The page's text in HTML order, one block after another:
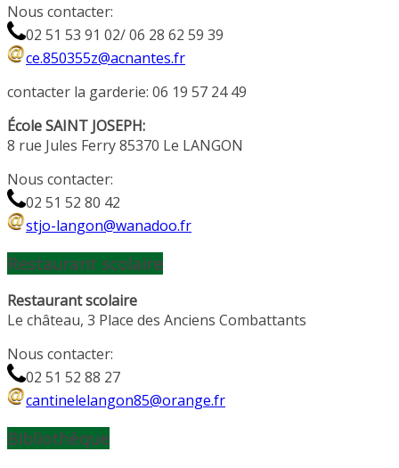
Nous contacter:
02 51 53 91 02/ 06 28 62 59 39
ce.850355z@acnantes.fr
contacter la garderie: 06 19 57 24 49
École SAINT JOSEPH:
8 rue Jules Ferry 85370 Le LANGON
Nous contacter:
02 51 52 80 42
stjo-langon@wanadoo.fr
Restaurant scolaire
Restaurant scolaire
Le château, 3 Place des Anciens Combattants
Nous contacter:
02 51 52 88 27
cantinelelangon85@orange.fr
Bibliothèque